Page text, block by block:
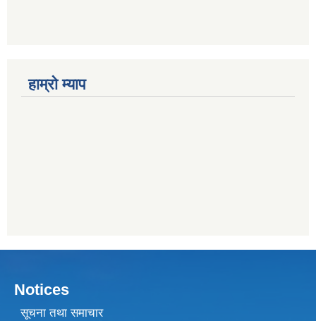
हाम्राे म्याप
Notices
सूचना तथा समाचार